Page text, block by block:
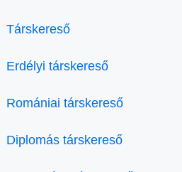
Társkereső
Erdélyi társkereső
Romániai társkereső
Diplomás társkereső